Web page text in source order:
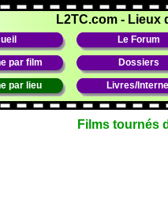
L2TC.com - Lieux
Le Forum
par film Dossiers
par lieu Livres/
Films tournés